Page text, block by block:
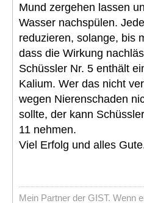
Mund zergehen lassen
Wasser nachspülen.
reduzieren, solange, bis
dass die Wirkung
Schüssler Nr. 5 enthält
Kalium. Wer das nicht
wegen Nierenschaden
sollte, der kann
11 nehmen.
Viel Erfolg und alles
Mein Partner der GIST. Wenn